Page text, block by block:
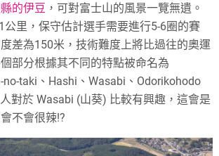
的伊豆 ，可對富士山的風景一覽無遺。
公里，保守估計選手需要進行5-6圈的賽
差為150米，技術難度上將比過往的奧運
部分根據其不同的特點被命名為
no-taki 、 Hashi 、Wasabi 、 Odorikohodo
對於 Wasabi (山葵) 比較有興趣，這會是
不會很辣!?